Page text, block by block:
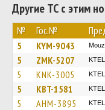
Другие ТС с этим
№ Гос.№
5 KYM-9043
5 ZMK-5207
5 KNK-3005
5 KBT-1581
5 AHM-3895